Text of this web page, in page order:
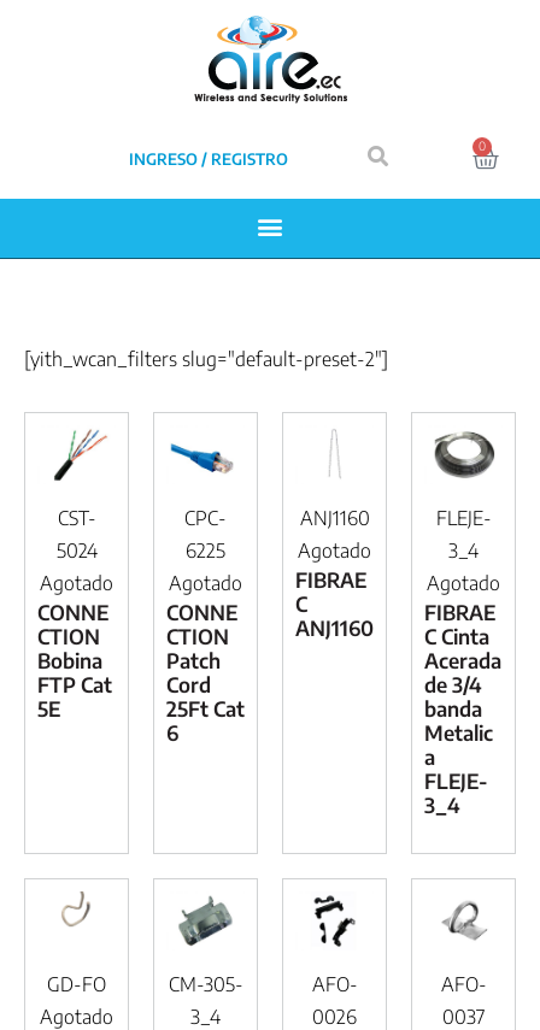
INGRESO / REGISTRO
0
[yith_wcan_filters slug="default-preset-2"]
CST-
5024
Agotado
CONNE
CTION
Bobina
FTP Cat
5E
CPC-
6225
Agotado
CONNE
CTION
Patch
Cord
25Ft Cat
6
ANJ1160
Agotado
FIBRAE
C
ANJ1160
FLEJE-
3_4
Agotado
FIBRAE
C Cinta
Acerada
de 3/4
banda
Metalic
a
FLEJE-
3_4
GD-FO
Agotado
CM-305-
3_4
AFO-
0026
AFO-
0037